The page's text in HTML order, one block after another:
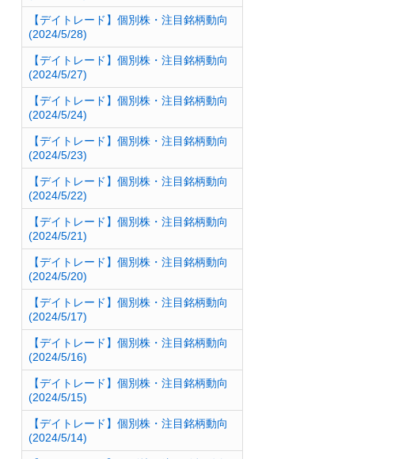
【デイトレード】個別株・注目銘柄動向
(2024/5/28)
【デイトレード】個別株・注目銘柄動向
(2024/5/27)
【デイトレード】個別株・注目銘柄動向
(2024/5/24)
【デイトレード】個別株・注目銘柄動向
(2024/5/23)
【デイトレード】個別株・注目銘柄動向
(2024/5/22)
【デイトレード】個別株・注目銘柄動向
(2024/5/21)
【デイトレード】個別株・注目銘柄動向
(2024/5/20)
【デイトレード】個別株・注目銘柄動向
(2024/5/17)
【デイトレード】個別株・注目銘柄動向
(2024/5/16)
【デイトレード】個別株・注目銘柄動向
(2024/5/15)
【デイトレード】個別株・注目銘柄動向
(2024/5/14)